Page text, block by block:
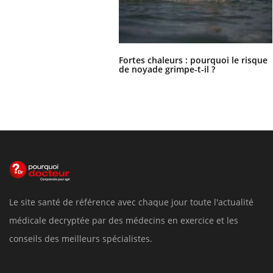
Fortes chaleurs : pourquoi le risque
de noyade grimpe-t-il ?
Le site santé de référence avec chaque jour toute l'actualité
médicale decryptée par des médecins en exercice et les
conseils des meilleurs spécialistes.